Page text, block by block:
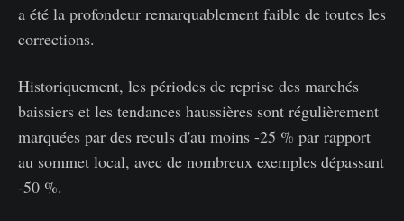
a été la profondeur remarquablement faible de toutes les
corrections.
Historiquement, les périodes de reprise des marchés
baissiers et les tendances haussières sont régulièrement
marquées par des reculs d'au moins -25 % par rapport
au sommet local, avec de nombreux exemples dépassant
-50 %.